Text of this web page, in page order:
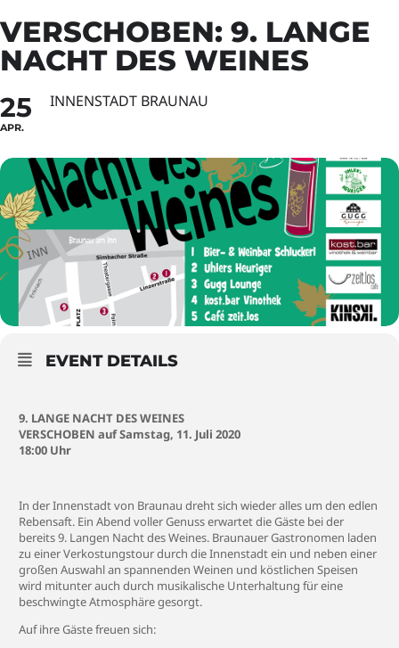
VERSCHOBEN: 9. LANGE
NACHT DES WEINES
25
APR.
INNENSTADT BRAUNAU
EVENT DETAILS
9. LANGE NACHT DES WEINES
VERSCHOBEN auf Samstag, 11. Juli 2020
18:00 Uhr
In der Innenstadt von Braunau dreht sich wieder alles um den edlen
Rebensaft. Ein Abend voller Genuss erwartet die Gäste bei der
bereits 9. Langen Nacht des Weines. Braunauer Gastronomen laden
zu einer Verkostungstour durch die Innenstadt ein und neben einer
großen Auswahl an spannenden Weinen und köstlichen Speisen
wird mitunter auch durch musikalische Unterhaltung für eine
beschwingte Atmosphäre gesorgt.
Auf ihre Gäste freuen sich: